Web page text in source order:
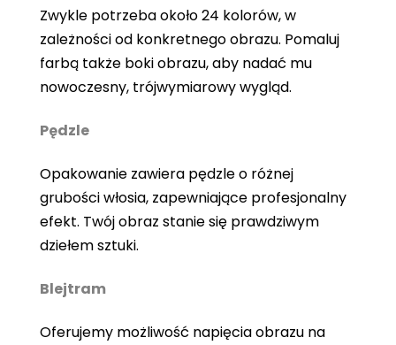
Zwykle potrzeba około 24 kolorów, w
zależności od konkretnego obrazu. Pomaluj
farbą także boki obrazu, aby nadać mu
nowoczesny, trójwymiarowy wygląd.
Pędzle
Opakowanie zawiera pędzle o różnej
grubości włosia, zapewniające profesjonalny
efekt. Twój obraz stanie się prawdziwym
dziełem sztuki.
Blejtram
Oferujemy możliwość napięcia obrazu na